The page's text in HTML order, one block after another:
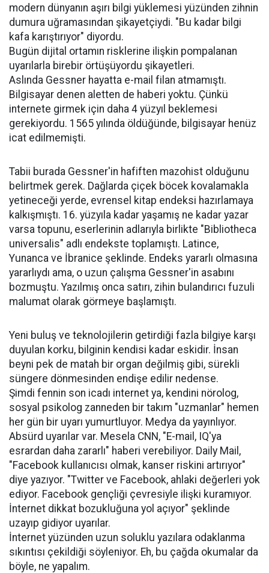
modern dünyanın aşırı bilgi yüklemesi yüzünden zihnin
dumura uğramasından şikayetçiydi. "Bu kadar bilgi
kafa karıştırıyor" diyordu.
Bugün dijital ortamın risklerine ilişkin pompalanan
uyarılarla birebir örtüşüyordu şikayetleri.
Aslında Gessner hayatta e-mail filan atmamıştı.
Bilgisayar denen aletten de haberi yoktu. Çünkü
internete girmek için daha 4 yüzyıl beklemesi
gerekiyordu. 1565 yılında öldüğünde, bilgisayar henüz
icat edilmemişti.
Tabii burada Gessner'in hafiften mazohist olduğunu
belirtmek gerek. Dağlarda çiçek böcek kovalamakla
yetineceği yerde, evrensel kitap endeksi hazırlamaya
kalkışmıştı. 16. yüzyıla kadar yaşamış ne kadar yazar
varsa topunu, eserlerinin adlarıyla birlikte "Bibliotheca
universalis" adlı endekste toplamıştı. Latince,
Yunanca ve İbranice şeklinde. Endeks yararlı olmasına
yararlıydı ama, o uzun çalışma Gessner'in asabını
bozmuştu. Yazılmış onca satırı, zihin bulandırıcı fuzuli
malumat olarak görmeye başlamıştı.
Yeni buluş ve teknolojilerin getirdiği fazla bilgiye karşı
duyulan korku, bilginin kendisi kadar eskidir. İnsan
beyni pek de matah bir organ değilmiş gibi, sürekli
süngere dönmesinden endişe edilir nedense.
Şimdi fennin son icadı internet ya, kendini nörolog,
sosyal psikolog zanneden bir takım "uzmanlar" hemen
her gün bir uyarı yumurtluyor. Medya da yayınlıyor.
Absürd uyarılar var. Mesela CNN, "E-mail, IQ'ya
esrardan daha zararlı" haberi verebiliyor. Daily Mail,
"Facebook kullanıcısı olmak, kanser riskini artırıyor"
diye yazıyor. "Twitter ve Facebook, ahlaki değerleri yok
ediyor. Facebook gençliği çevresiyle ilişki kuramıyor.
İnternet dikkat bozukluğuna yol açıyor" şeklinde
uzayıp gidiyor uyarılar.
İnternet yüzünden uzun soluklu yazılara odaklanma
sıkıntısı çekildiği söyleniyor. Eh, bu çağda okumalar da
böyle, ne yapalım.